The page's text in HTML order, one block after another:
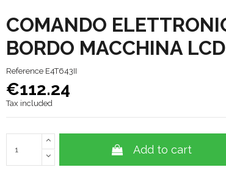
COMANDO
BORDO MACCHINA
Reference E4T643II
€112.24
Tax included
Add to cart